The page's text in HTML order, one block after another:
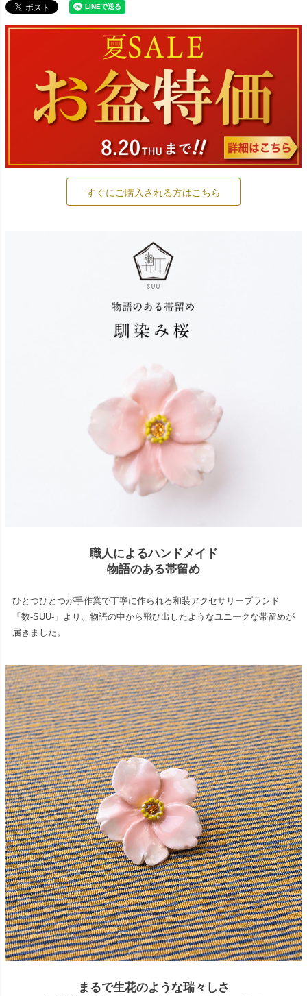
すぐにご購入される方はこちら
職人によるハンドメイド
物語のある帯留め
ひとつひとつが手作業で丁寧に作られる和装アクセサリーブランド
「数-SUU-」より、物語の中から飛び出したようなユニークな帯留めが
届きました。
まるで生花のような瑞々しさ